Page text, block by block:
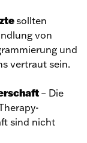
sollten
von
und
vertraut sein.
– Die
sind nicht